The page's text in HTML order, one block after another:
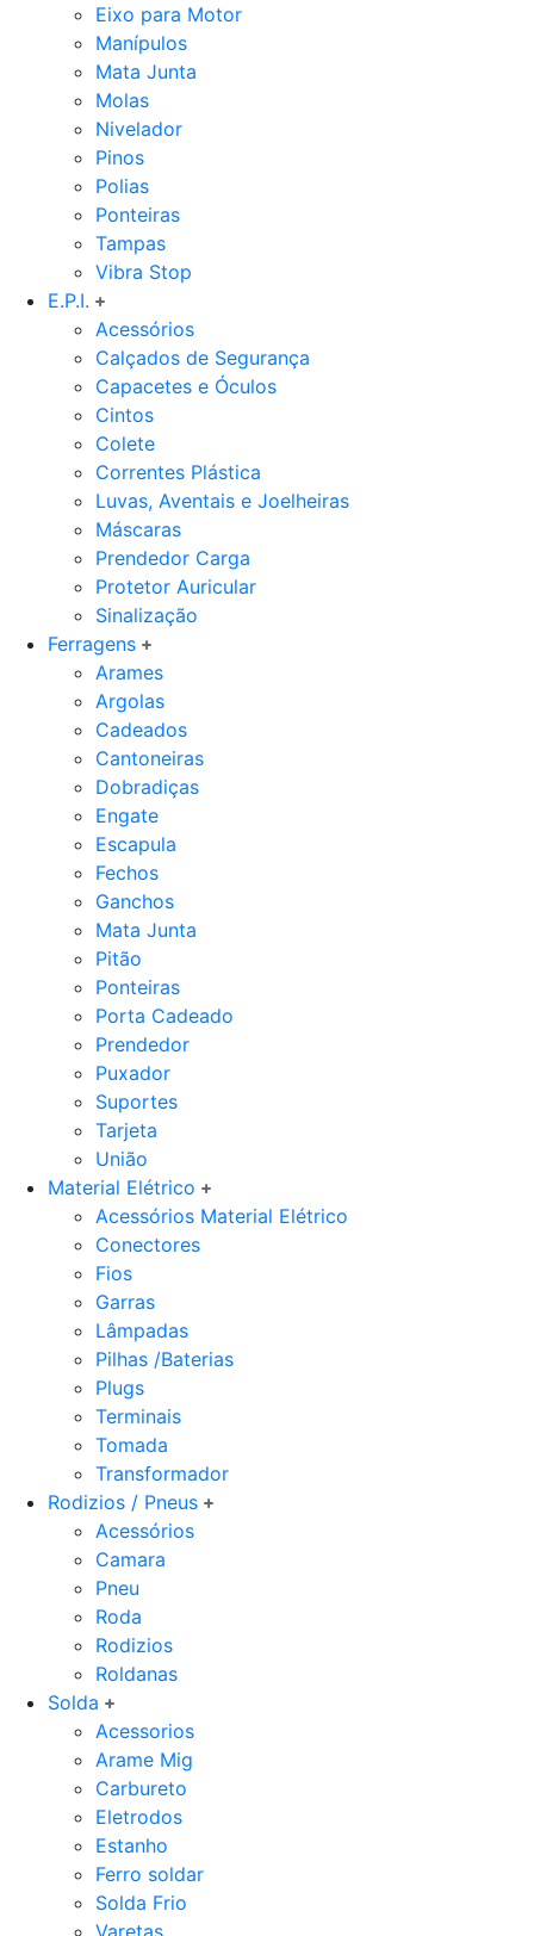
Eixo para Motor
Manípulos
Mata Junta
Molas
Nivelador
Pinos
Polias
Ponteiras
Tampas
Vibra Stop
E.P.I.
Acessórios
Calçados de Segurança
Capacetes e Óculos
Cintos
Colete
Correntes Plástica
Luvas, Aventais e Joelheiras
Máscaras
Prendedor Carga
Protetor Auricular
Sinalização
Ferragens
Arames
Argolas
Cadeados
Cantoneiras
Dobradiças
Engate
Escapula
Fechos
Ganchos
Mata Junta
Pitão
Ponteiras
Porta Cadeado
Prendedor
Puxador
Suportes
Tarjeta
União
Material Elétrico
Acessórios Material Elétrico
Conectores
Fios
Garras
Lâmpadas
Pilhas /Baterias
Plugs
Terminais
Tomada
Transformador
Rodizios / Pneus
Acessórios
Camara
Pneu
Roda
Rodizios
Roldanas
Solda
Acessorios
Arame Mig
Carbureto
Eletrodos
Estanho
Ferro soldar
Solda Frio